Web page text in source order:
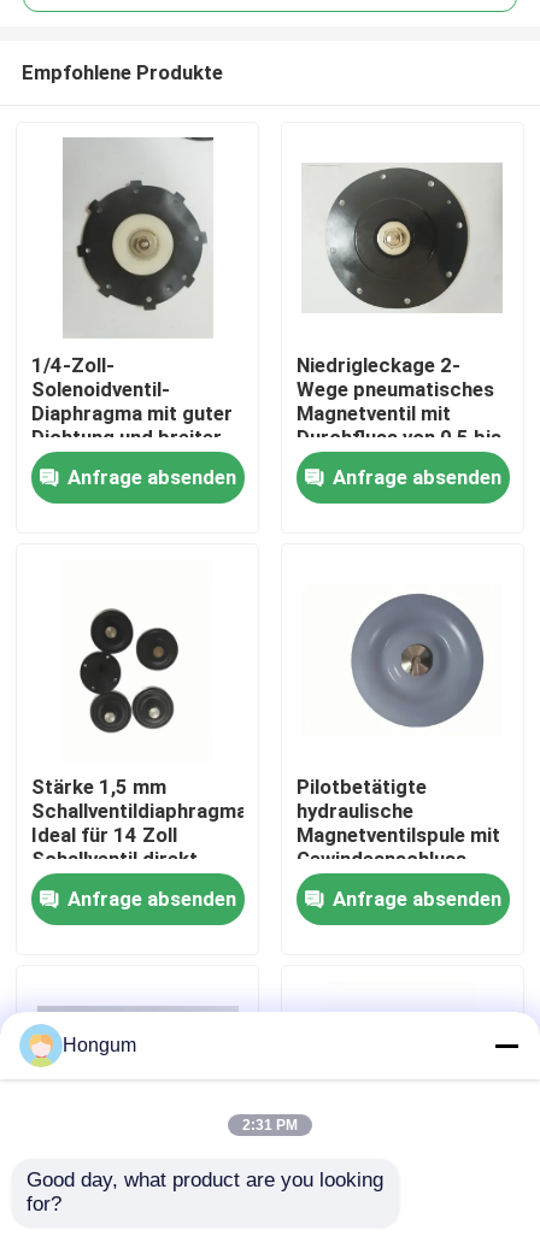
Produkte
Über uns
Werksbesichtigung
Qualitätskontrolle
Neuigkeiten
Rechtssachen
Bitte um ein Angebot
Empfohlene Produkte
1/4-Zoll-
Solenoidventil-
Diaphragma mit guter
Dichtung und breiter
Verbindung
Größenbereich 1/4-
Zoll bis 2-Zoll für
Anfrage absenden
Niedrigleckage 2-
Wege pneumatisches
Magnetventil mit
Durchfluss von 0,5 bis
5 Lmin im
pneumatischen
System
Anfrage absenden
Stärke 1,5 mm
Schallventildiaphragma
Ideal für 14 Zoll
Schallventil direkt
wirkender Pilot
betriebener Ventil Typ
Verwendung
Anfrage absenden
Pilotbetätigte
hydraulische
Magnetventilspule mit
Gewindeanschluss,
konstruiert für
Leistung in der
hydraulischen
Anfrage absenden
1/4 Zoll bis 2 Zoll
Hongum
2:31 PM
Good day, what product are you looking
for?